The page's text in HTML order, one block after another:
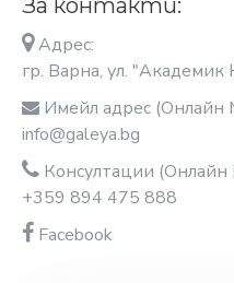
За контакти:
Адрес:
гр. Варна, ул. "Академик
Имейл адрес (Онлайн
info@galeya.bg
Консултации (Онлайн
+359 894 475 888
Facebook